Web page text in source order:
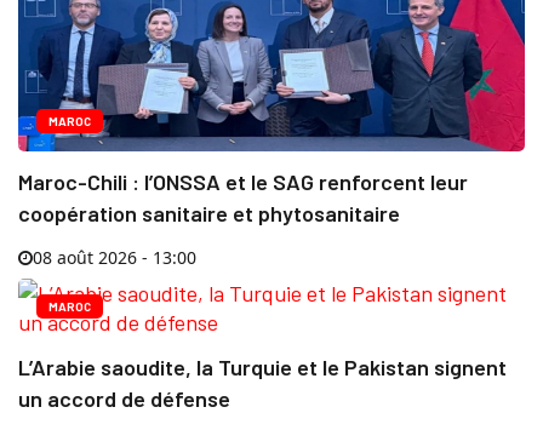
MAROC
Maroc-Chili : l’ONSSA et le SAG renforcent leur
coopération sanitaire et phytosanitaire
08 août 2026 - 13:00
MAROC
L’Arabie saoudite, la Turquie et le Pakistan signent
un accord de défense